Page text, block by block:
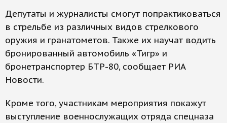
Депутаты и журналисты смогут попрактиковаться
в стрельбе из различных видов стрелкового
оружия и гранатометов. Также их научат водить
бронированный автомобиль «Тигр» и
бронетранспортер БТР-80, сообщает РИА
Новости.
Кроме того, участникам мероприятия покажут
выступление военнослужащих отряда спецназа